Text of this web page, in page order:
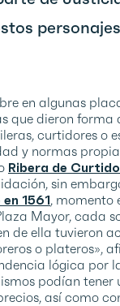
en algunas
que dieron
curtidores o
y normas
Ribera de
sin
1561, momento
Mayor, cada
de ella tuvieron
o plateros»,
lógica por
podían
así como